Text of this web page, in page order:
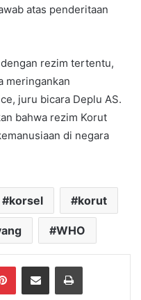
atas penderitaan
rezim tertentu,
meringankan
juru bicara Deplu AS.
bahwa rezim Korut
di negara
korsel korut
WHO
PinterestShare via Email Print